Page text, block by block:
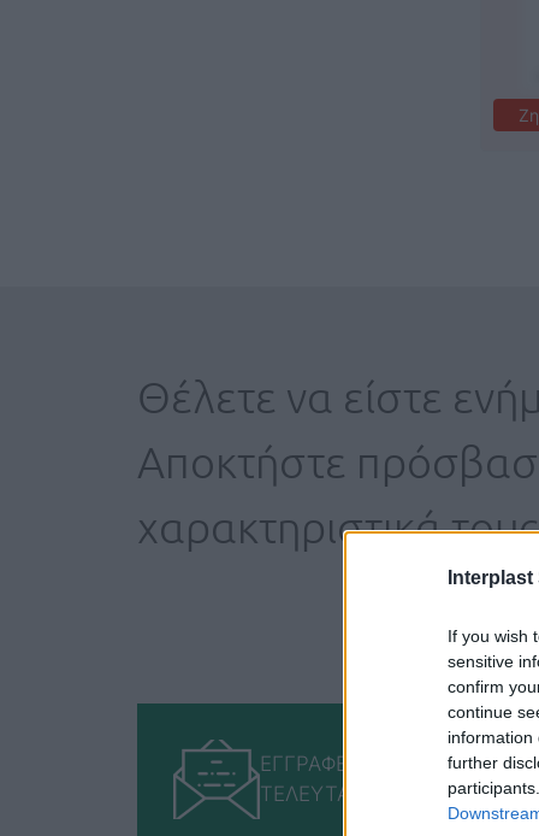
Interplast
If you wish
sensitive
confirm
continue
information
further
Θέλετε να είστε
Αποκτήστε πρόσβαση
χαρακτηριστικά
ΕΓΓΡΑΦΕΙΤΕ ΓΙΑ ΝΑ
ΤΕΛΕΥΤΑΙΕΣ ΜΑΣ